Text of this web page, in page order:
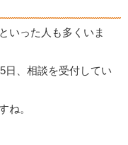
いった人も多くいま
日、相談を受付してい
ね。